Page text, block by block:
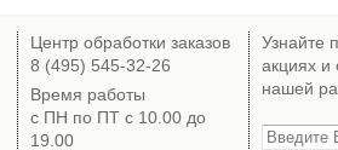
Центр обработки заказов
8 (495) 545-32-26
Время работы
с ПН по ПТ с 10.00 до
19.00
Узнайте
акциях и
нашей